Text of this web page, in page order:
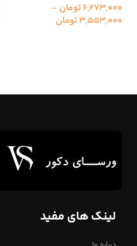
6,273,000تومان –
3,553,000تومان
لینک های مفید